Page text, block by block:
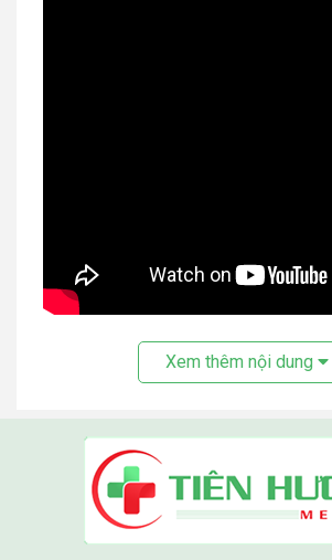
là một trong những dòng
rất hot trên thị trường.Thiết bị y tế
nhiều người tìm kiếm nhất trong thời
nhanh tay sở hữu ngay một chiếc
tận hưởng luồng oxy tươi mát tạo nên
thoải mái cho các thành viên trong gia
Xem thêm nội dung